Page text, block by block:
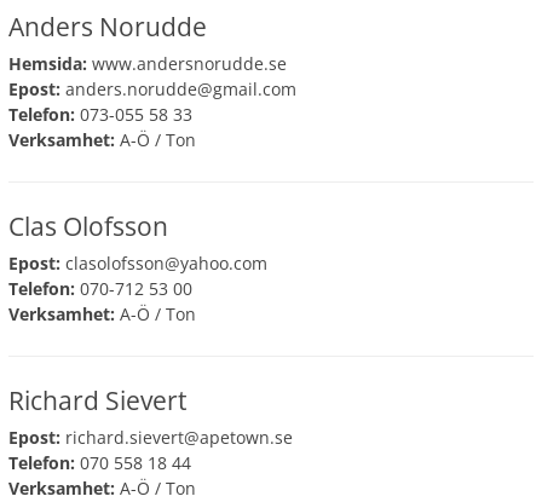
Anders Norudde
Hemsida: www.andersnorudde.se
Epost: anders.norudde@gmail.com
Telefon: 073-055 58 33
Verksamhet: A-Ö / Ton
Clas Olofsson
Epost: clasolofsson@yahoo.com
Telefon: 070-712 53 00
Verksamhet: A-Ö / Ton
Richard Sievert
Epost: richard.sievert@apetown.se
Telefon: 070 558 18 44
Verksamhet: A-Ö / Ton